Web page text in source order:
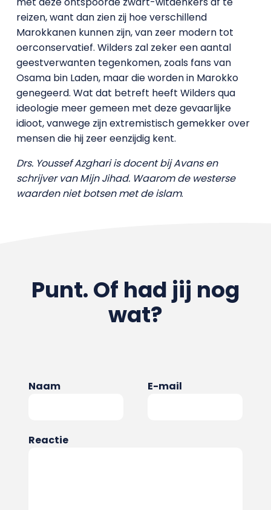
reizen, want dan zien zij hoe verschillend
Marokkanen kunnen zijn, van zeer modern tot
oerconservatief. Wilders zal zeker een aantal
geestverwanten tegenkomen, zoals fans van
Osama bin Laden, maar die worden in Marokko
genegeerd. Wat dat betreft heeft Wilders qua
ideologie meer gemeen met deze gevaarlijke
idioot, vanwege zijn extremistisch gemekker over
mensen die hij zeer eenzijdig kent.
Drs. Youssef Azghari is docent bij Avans en
schrijver vanMijn Jihad. Waarom de westerse
waarden niet botsen met de islam.
Punt. Of had jij nog
wat?
Naam E-mail
Reactie